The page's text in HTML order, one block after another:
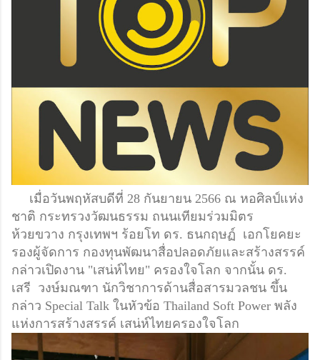
เมื่อวันพฤหัสบดีที่ 28 กันยายน​ 2566​ ณ​ หอศิลป์​แห่ง
ชาติ​ กระทรวงวัฒนธรรม​ ​ถนนเทียมร่วมมิตร​
ห้วยขวาง กรุงเทพฯ ร้อยโท​ ดร.​ ธนกฤษฏ์​ เอกโยคยะ
รองผู้จัดการ​ กองทุนพัฒนาสื่อปลอดภัยและสร้างสรรค์​
กล่าวเปิดงาน "เสน่ห์ไทย" ครองใจโลก​ จากนั้น​ ดร.​
เสรี​ วงษ์มณฑา​ นักวิชาการด้านสื่อสารมวลชน​ ขึ้น
กล่าว Special Talk ในหัวข้อ Thailand Soft Power พลัง
แห่งการสร้างสรรค์​ เสน่ห์ไทยครองใจโลก